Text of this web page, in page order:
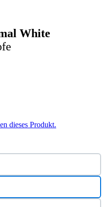
White
dieses Produkt.